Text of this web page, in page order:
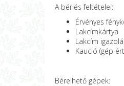
A bérlés feltételei:
Érvényes
Lakcímkártya
Lakcím
Kaució (gép
Bérelhető gépek: